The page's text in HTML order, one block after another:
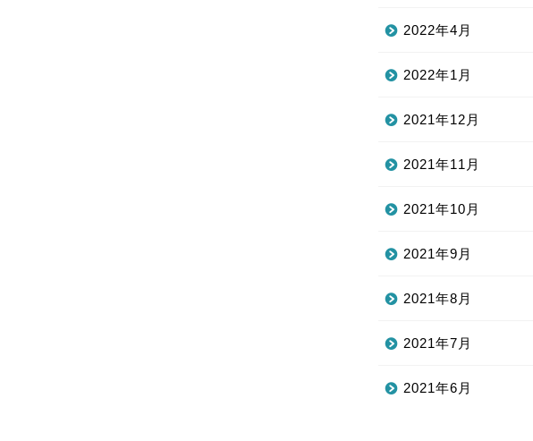
2022年4月
2022年1月
2021年12月
2021年11月
2021年10月
2021年9月
2021年8月
2021年7月
2021年6月